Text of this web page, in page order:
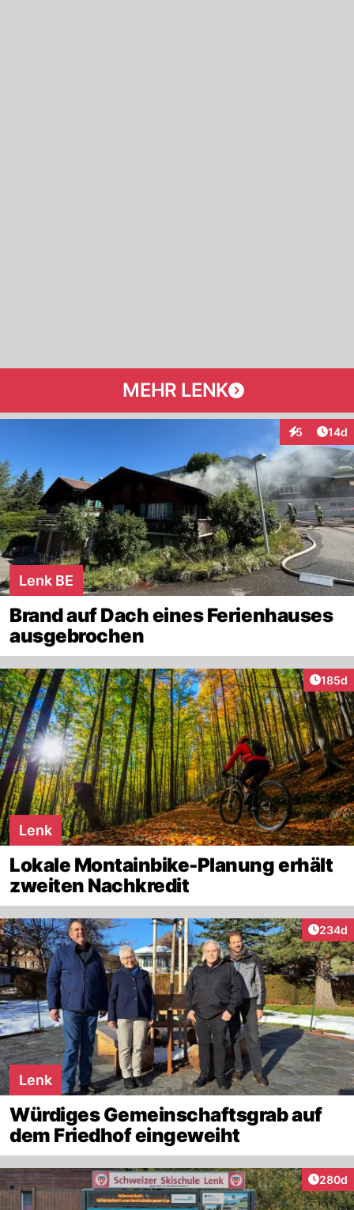
MEHR LENK
5
Interaktionen
14d
Lenk BE
Brand auf Dach eines Ferienhauses
ausgebrochen
185d
Lenk
Lokale Montainbike-Planung erhält
zweiten Nachkredit
234d
Lenk
Würdiges Gemeinschaftsgrab auf
dem Friedhof eingeweiht
280d